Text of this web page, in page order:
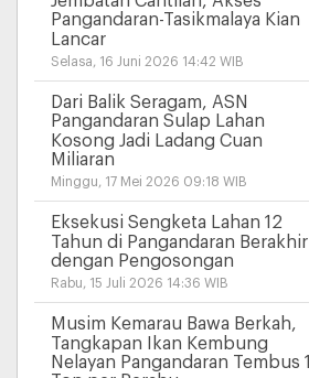
Pangandaran-Tasikmalaya Kian
Lancar
Selasa, 16 Juni 2026 14:42 WIB
Dari Balik Seragam, ASN
Pangandaran Sulap Lahan
Kosong Jadi Ladang Cuan
Miliaran
Minggu, 17 Mei 2026 09:18 WIB
Eksekusi Sengketa Lahan 12
Tahun di Pangandaran Berakhir
dengan Pengosongan
Rabu, 15 Juli 2026 14:36 WIB
Musim Kemarau Bawa Berkah,
Tangkapan Ikan Kembung
Nelayan Pangandaran Tembus 1